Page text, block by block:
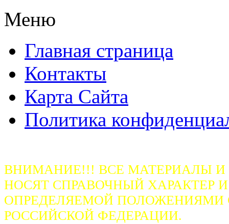
Меню
Главная страница
Контакты
Карта Сайта
Политика
ВНИМАНИЕ!!! ВСЕ МАТЕРИАЛЫ
НОСЯТ СПРАВОЧНЫЙ ХАРАКТЕР
ОПРЕДЕЛЯЕМОЙ ПОЛОЖЕНИЯМИ
РОССИЙСКОЙ ФЕДЕРАЦИИ.